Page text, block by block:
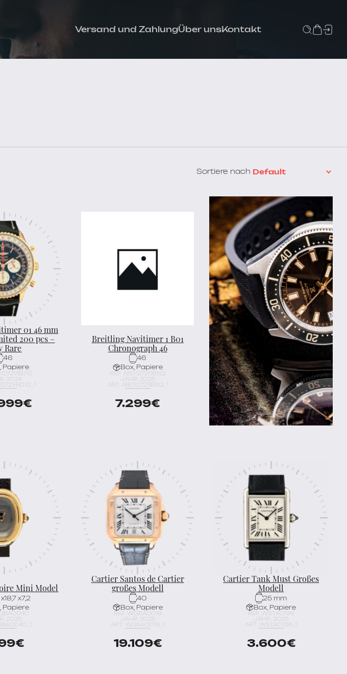
Versand und ZahlungÜber unsKontakt
Sortiere nach
01 46 mm
200 pcs –
Rare
46
Papiere
BD10
2024
BD10_1
€
Breitling Navitimer 1 B01
Chronograph 46
46
Box, Papiere
REF. AB0127211B1X2
JAHR: 2025
ART. AB0127211B1X2_1
7.299€
Mini Model
x7,2
Papiere
2025
€
Cartier Santos de Cartier
großes Modell
40
Box, Papiere
REF. WGSA0019
JAHR: 2025
ART. WGSA0019_1
19.109€
Cartier Tank Must Großes
Modell
25 mm
Box, Papiere
REF. WSTA0136
JAHR: 2025
ART. WSTA0136_1
3.600€